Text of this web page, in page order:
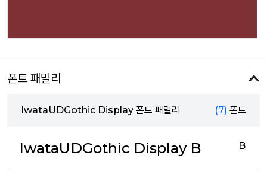
폰트 패밀리
IwataUDGothic Display 폰트 패밀리 (7) 폰트
IwataUDGothic Display B B